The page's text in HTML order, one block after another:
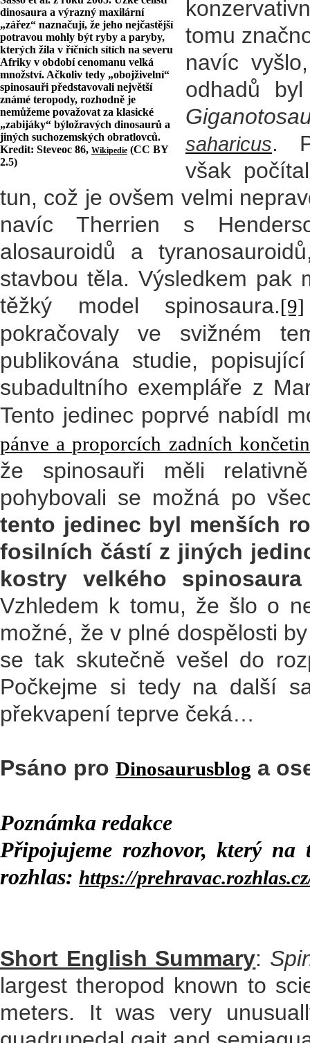
dinosaura a výrazný maxilární
„zářez“ naznačují, že jeho nejčastější
potravou mohly být ryby a paryby,
kterých žila v říčních sítích na severu
Afriky v období cenomanu velká
množství. Ačkoliv tedy „obojživelní“
spinosauři představovali největší
známé teropody, rozhodně je
nemůžeme považovat za klasické
„zabijáky“ býložravých dinosaurů a
jiných suchozemských obratlovců.
Kredit: Steveoc 86, Wikipedie (CC BY
2.5)
tomu
navíc
odhadů
saharicus.
však
tun, což je ovšem velmi
navíc Therrien s
alosauroidů a
stavbou těla. Výsledkem pak
těžký model spinosaura.[9]
pokračovaly ve svižném
publikována studie,
subadultního exempláře z
Tento jedinec poprvé nabídl
pánve a proporcích zadních končetin
že spinosauři měli
pohybovali se možná po
tento jedinec byl menších
fosilních částí z jiných
kostry velkého
Vzhledem k tomu, že šlo o
možné, že v plné dospělosti
se tak skutečně vešel do
Počkejme si tedy na další
překvapení teprve čeká…
Psáno pro Dinosaurusblog a
Poznámka redakce
Připojujeme rozhovor, který na
rozhlas: https://
Short English Summary:
largest theropod known to
meters. It was very